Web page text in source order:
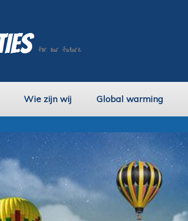
Wie zijn wij Global warming